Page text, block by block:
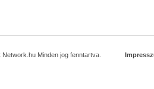
Minden jog fenntartva.